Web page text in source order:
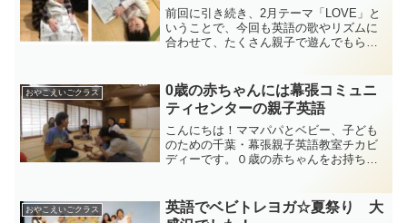
前回に引き続き、2月テーマ「LOVE」と
いうことで、今回も英語の歌やリズムに
合わせて、たくさん親子で遊んでもらい
に乗って歌いました↓
おやこえいごクラス
0歳の赤ちゃんには幕張コミュニ
ティセンターの親子英語
こんにちは！ママパパとベビー、子ども
のための千葉・幕張親子英語教室チカビ
ディーです。０歳の赤ちゃんをお持ちの
な～」「職場復帰までの期間で、我が子
と楽しめる経験をしたいな...
おやこえいごクラス
英語でベビトレヨガ☆夏祭り 大